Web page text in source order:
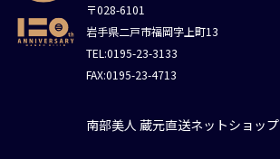
〒028-6101
岩手県二戸市福岡字上町13
TEL:0195-23-3133
FAX:0195-23-4713
南部美人 蔵元直送ネットショップ